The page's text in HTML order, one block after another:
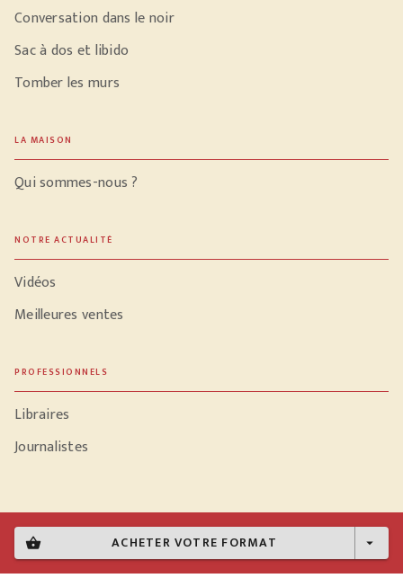
shopping_basket ACHETER VOTRE FORMAT arrow_drop_down
Conversation dans le noir
Sac à dos et libido
Tomber les murs
LA MAISON
Qui sommes-nous ?
NOTRE ACTUALITÉ
Vidéos
Meilleures ventes
PROFESSIONNELS
Libraires
Journalistes
Données personnelles
Paramétrer vos cookies